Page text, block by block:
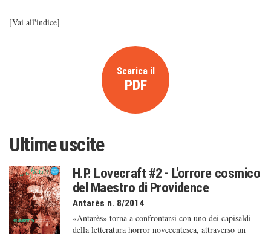
[Vai all'indice]
Scarica il
PDF
Ultime uscite
H.P. Lovecraft #2 - L'orrore cosmico
del Maestro di Providence
Antarès n. 8/2014
«Antarès» torna a confrontarsi con uno dei capisaldi
della letteratura horror novecentesca, attraverso un